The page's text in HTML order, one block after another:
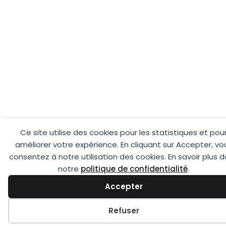
Ce site utilise des cookies pour les statistiques et
améliorer votre expérience. En cliquant sur Accepter,
consentez à notre utilisation des cookies. En savoir plus
notre politique de confidentialité.
Accepter
Refuser
Préférences des cookies